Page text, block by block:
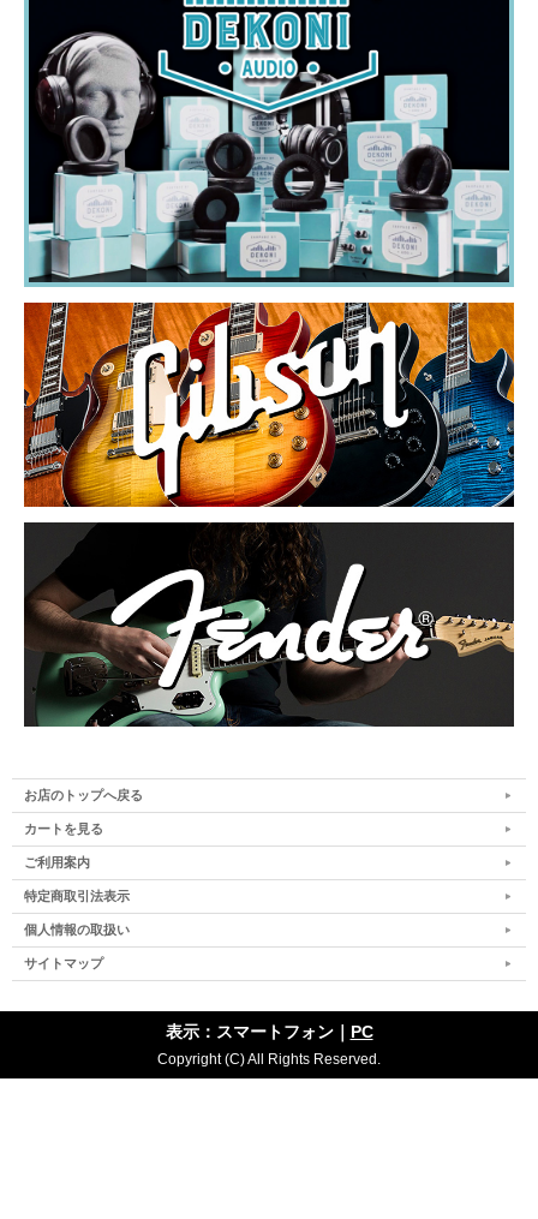
お店のトップへ戻る
カートを見る
ご利用案内
特定商取引法表示
個人情報の取扱い
サイトマップ
表示：スマートフォン｜ PC
Copyright (C) All Rights Reserved.